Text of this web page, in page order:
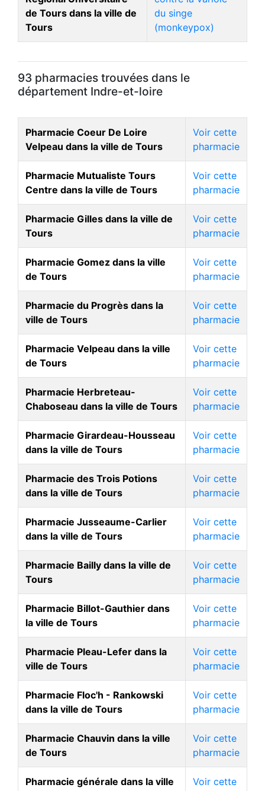
de Tours dans la ville de
Tours
du singe
(monkeypox)
93 pharmacies trouvées dans le
département Indre-et-loire
Pharmacie Coeur De Loire
Velpeau dans la ville de Tours
Voir cette
pharmacie
Pharmacie Mutualiste Tours
Centre dans la ville de Tours
Voir cette
pharmacie
Pharmacie Gilles dans la ville de
Tours
Voir cette
pharmacie
Pharmacie Gomez dans la ville
de Tours
Voir cette
pharmacie
Pharmacie du Progrès dans la
ville de Tours
Voir cette
pharmacie
Pharmacie Velpeau dans la ville
de Tours
Voir cette
pharmacie
Pharmacie Herbreteau-
Chaboseau dans la ville de Tours
Voir cette
pharmacie
Pharmacie Girardeau-Housseau
dans la ville de Tours
Voir cette
pharmacie
Pharmacie des Trois Potions
dans la ville de Tours
Voir cette
pharmacie
Pharmacie Jusseaume-Carlier
dans la ville de Tours
Voir cette
pharmacie
Pharmacie Bailly dans la ville de
Tours
Voir cette
pharmacie
Pharmacie Billot-Gauthier dans
la ville de Tours
Voir cette
pharmacie
Pharmacie Pleau-Lefer dans la
ville de Tours
Voir cette
pharmacie
Pharmacie Floc'h - Rankowski
dans la ville de Tours
Voir cette
pharmacie
Pharmacie Chauvin dans la ville
de Tours
Voir cette
pharmacie
Pharmacie générale dans la ville
Voir cette